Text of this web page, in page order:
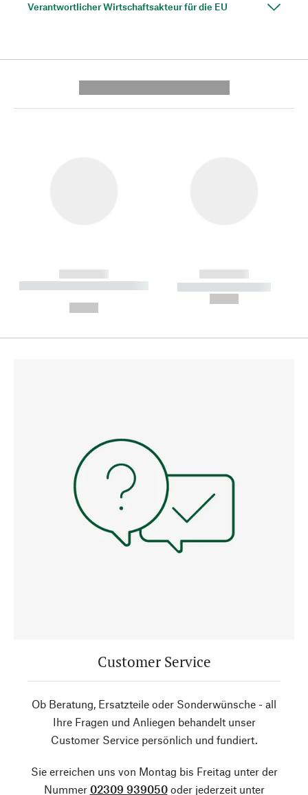
Verantwortlicher Wirtschaftsakteur für die EU
------------
----------- ----------- --------
------------
----------- -----------
Customer Service
Ob Beratung, Ersatzteile oder Sonderwünsche - all
Ihre Fragen und Anliegen behandelt unser
Customer Service persönlich und fundiert.
Sie erreichen uns von Montag bis Freitag unter der
Nummer 02309 939050oder jederzeit unter